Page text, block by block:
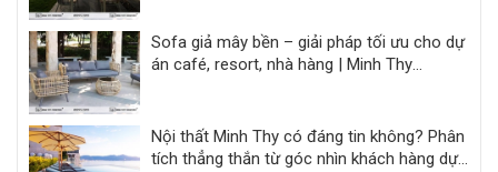
Sofa giả mây bền – giải pháp tối ưu cho dự
án café, resort, nhà hàng | Minh Thy
Nội thất Minh Thy có đáng tin không? Phân
tích thẳng thắn từ góc nhìn khách hàng dự